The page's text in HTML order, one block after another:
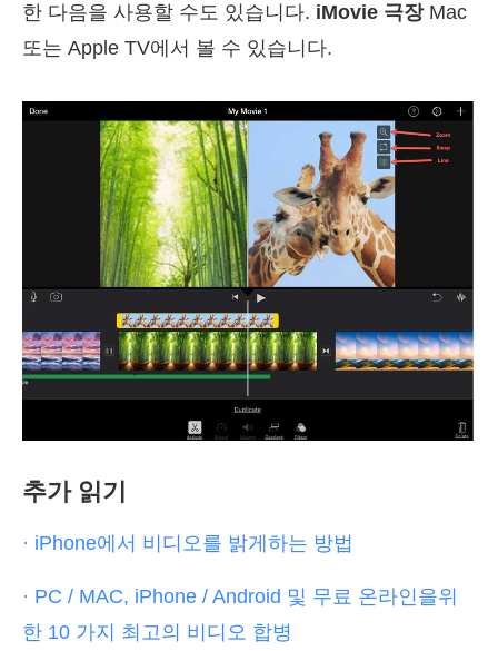
한 다음을 사용할 수도 있습니다. iMovie 극장Mac
또는 Apple TV에서 볼 수 있습니다.
추가 읽기
· iPhone에서 비디오를 밝게하는 방법
· PC / MAC, iPhone / Android 및 무료 온라인을위
한 10 가지 최고의 비디오 합병